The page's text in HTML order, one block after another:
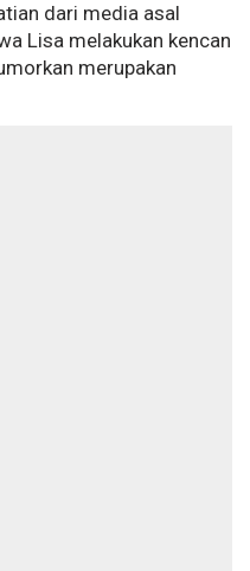
dari media asal
Lisa melakukan kencan
merupakan